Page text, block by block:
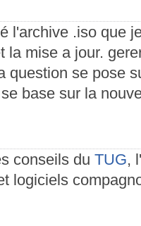
l'archive .iso que
la mise a jour.
question se pose
base sur la
conseils du TUG,
logiciels